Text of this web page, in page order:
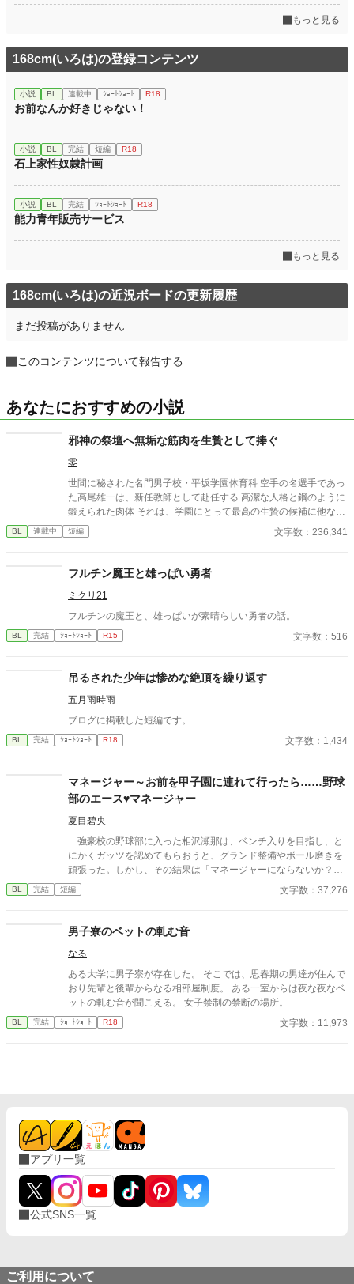
もっと見る
168cm(いろは)の登録コンテンツ
小説 BL 連載中 ｼｮｰﾄｼｮｰﾄ R18
お前なんか好きじゃない！
小説 BL 完結 短編 R18
石上家性奴隷計画
小説 BL 完結 ｼｮｰﾄｼｮｰﾄ R18
能力青年販売サービス
もっと見る
168cm(いろは)の近況ボードの更新履歴
まだ投稿がありません
このコンテンツについて報告する
あなたにおすすめの小説
邪神の祭壇へ無垢な筋肉を生贄として捧ぐ
零
世間に秘された名門男子校・平坂学園体育科 空手の名選手であっ
た高尾雄一は、新任教師として赴任する 高潔な人格と鋼のように
鍛えられた肉体 それは、学園にとって最高の生贄の候補に他なら
なかった 至高の筋肉を持つ、精神を削られ意志をなくした青年を
太古の神に捧げるため、“水”、“風”、“土”の信奉者達が暗躍する 意
校で繰り広げられるダークファンタジー
BL 連載中 短編 文字数：236,341
フルチン魔王と雄っぱい勇者
ミクリ21
フルチンの魔王と、雄っぱいが素晴らしい勇者の話。
BL 完結 ｼｮｰﾄｼｮｰﾄ R15 文字数：516
吊るされた少年は惨めな絶頂を繰り返す
五月雨時雨
ブログに掲載した短編です。
BL 完結 ｼｮｰﾄｼｮｰﾄ R18 文字数：1,434
マネージャー～お前を甲子園に連れて行ったら……野球
部のエース♥マネージャー
夏目碧央
強豪校の野球部に入った相沢瀬那は、ベンチ入りを目指し、と
にかくガッツを認めてもらおうと、グランド整備やボール磨きを
頑張った。しかし、その結果は「マネージャーにならないか？」
という監督からの言葉。瀬那は葛藤の末、マネージャーに転身す
る。 一方、才能溢れるピッチャーの戸田遼悠。瀬那は遼悠の才
悠が文字通り血のにじむような努力をしている事を知る。
BL 完結 短編 文字数：37,276
男子寮のベットの軋む音
なる
ある大学に男子寮が存在した。 そこでは、思春期の男達が住んで
おり先輩と後輩からなる相部屋制度。 ある一室からは夜な夜なベ
ットの軋む音が聞こえる。 女子禁制の禁断の場所。
BL 完結 ｼｮｰﾄｼｮｰﾄ R18 文字数：11,973
アプリ一覧
公式SNS一覧
ご利用について